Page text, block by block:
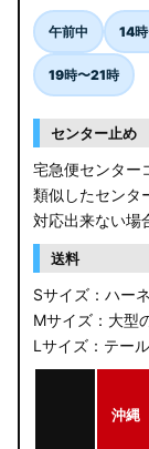
午前中 14
19時〜21時
センター止め
宅急便センター
類似したセンタ
対応出来ない場
送料
Sサイズ：ハー
Mサイズ：大型
Lサイズ：テー
沖縄